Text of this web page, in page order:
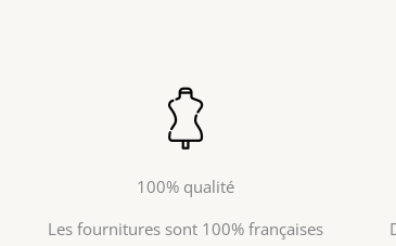
100% qualité
Les fournitures sont 100% françaises